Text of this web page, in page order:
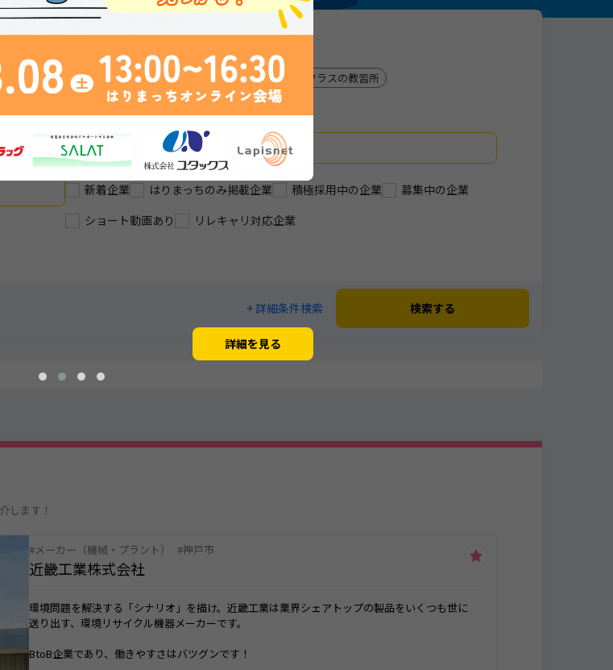
未経験から挑戦できるＩＴ企業 メーカー
兵庫県トップクラスの教習所
×メーカー★ サンテレビ出演企業！
新着企業 はりまっちのみ掲載企業 積極採用中の企業
募集中の企業
ショート動画あり
リレキャリ対応企業
検索する
+ 詳細条件検索
します！
メーカー（機械・プラント） 神戸市
近畿工業株式会社
環境問題を解決する「シナリオ」を描け。近畿工業は業界シェアトップの製品をいくつも世に
送り出す、環境リサイクル機器メーカーです。
BtoB企業であり、働きやすさはバツグンです！
詳細を見る